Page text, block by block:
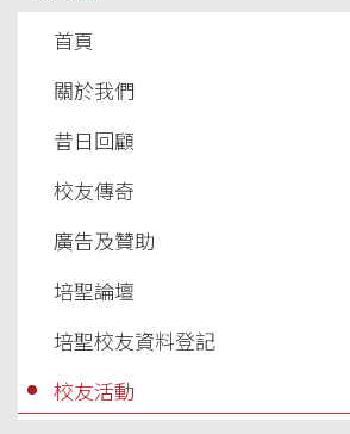
首頁
關於我們
昔日回顧
校友傳奇
廣告及贊助
培聖論壇
培聖校友資料登記
校友活動